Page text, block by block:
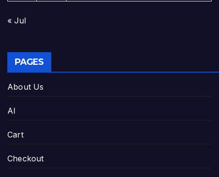
« Jul
PAGES
About Us
AI
Cart
Checkout